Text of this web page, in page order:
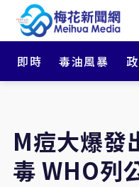
即時 毒油風暴
M痘大爆發
毒 WHO列